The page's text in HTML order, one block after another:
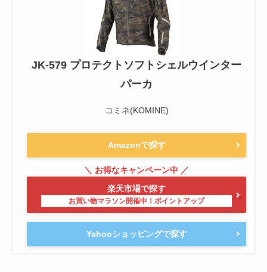
JK-579 プロテクトソフトシェルウインター
パーカ
コミネ(KOMINE)
Amazonで探す
楽天市場で探す
Yahooショッピングで探す